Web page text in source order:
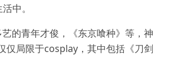
中。
的青年才俊，《东京喰种》等，神
仅局限于cosplay，其中包括《刀剑